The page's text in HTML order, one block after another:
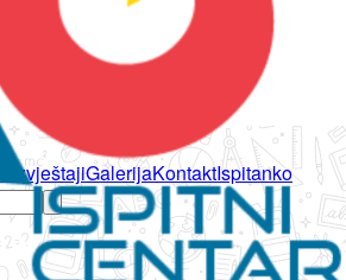
IzvještajiGalerijaKontaktIspitanko